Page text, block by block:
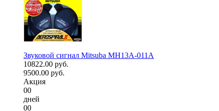
Звуковой сигнал Mitsuba MH13A-011A
10822.00 руб.
9500.00 руб.
Акция
00
дней
00